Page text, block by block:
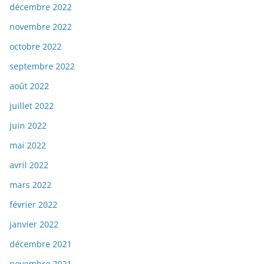
décembre 2022
novembre 2022
octobre 2022
septembre 2022
août 2022
juillet 2022
juin 2022
mai 2022
avril 2022
mars 2022
février 2022
janvier 2022
décembre 2021